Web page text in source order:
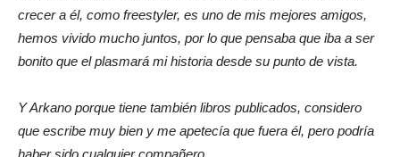
crecer a él, como freestyler, es uno de mis mejores amigos,
hemos vivido mucho juntos, por lo que pensaba que iba a ser
bonito que el plasmará mi historia desde su punto de vista.
Y Arkano porque tiene también libros publicados, considero
que escribe muy bien y me apetecía que fuera él, pero podría
haber sido cualquier compañero.